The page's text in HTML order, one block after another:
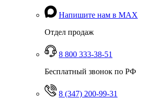
Напишите нам в MAX
Отдел продаж
8 800 333-38-51
Бесплатный звонок по РФ
8 (347) 200-99-31